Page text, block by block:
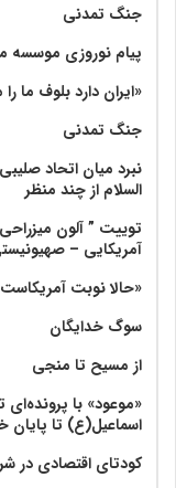
جنگ تمدنی
پیام نوروزی موسسه
«ایران دارد بلوف ما
جنگ تمدنی
نبرد میان اتحاد
السلام از چند منظر
توییت ” آلون
آمریکایی –
«حالا نوبت
سوگ خدایگان
از مسیح تا منجی
«موعود» با
اسماعیل(ع) تا پایان
کودتای اقتصادی در